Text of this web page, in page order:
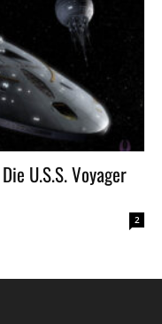
U.S.S. Voyager
2